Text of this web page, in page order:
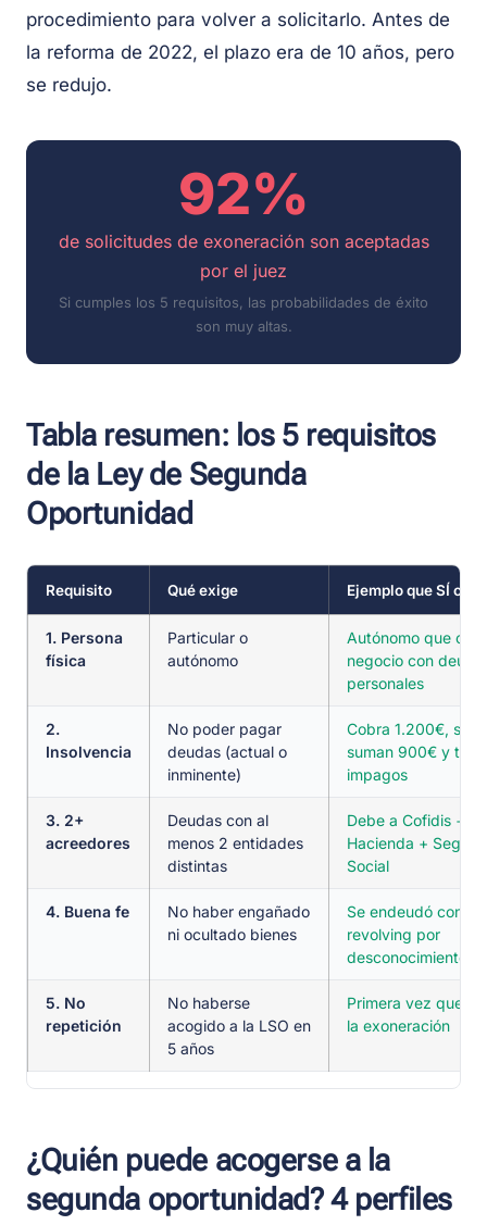
procedimiento para volver a solicitarlo. Antes de
la reforma de 2022, el plazo era de 10 años, pero
se redujo.
92%
de solicitudes de exoneración son aceptadas
por el juez
Si cumples los 5 requisitos, las probabilidades de éxito
son muy altas.
Tabla resumen: los 5 requisitos
de la Ley de Segunda
Oportunidad
Requisito Qué exige Ejemplo que SÍ
1. Persona
física
Particular o
autónomo
Autónomo que
negocio con
personales
2.
Insolvencia
No poder pagar
deudas (actual o
inminente)
Cobra 1.200€, sus
suman 900€ y
impagos
3. 2+
acreedores
Deudas con al
menos 2 entidades
distintas
Debe a Cofidis +
Hacienda +
Social
4. Buena fe
No haber engañado
ni ocultado bienes
Se endeudó con
revolving por
desconocimiento
5. No
repetición
No haberse
acogido a la LSO en
5 años
Primera vez que
la exoneración
¿Quién puede acogerse a la
segunda oportunidad? 4 perfiles